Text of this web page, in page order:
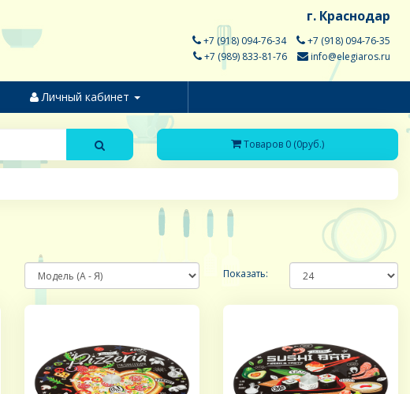
г. Краснодар
+7 (918) 094-76-34
+7 (918) 094-76-35
+7 (989) 833-81-76
info@elegiaros.ru
Личный кабинет
Товаров 0 (0руб.)
Показать: